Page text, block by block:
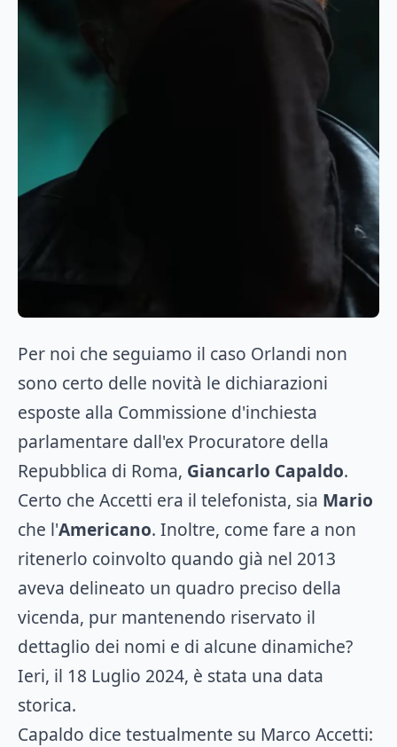
Per noi che seguiamo il caso Orlandi non
sono certo delle novità le dichiarazioni
esposte alla Commissione d'inchiesta
parlamentare dall'ex Procuratore della
Repubblica di Roma, Giancarlo Capaldo.
Certo che Accetti era il telefonista, sia Mario
che l'Americano. Inoltre, come fare a non
ritenerlo coinvolto quando già nel 2013
aveva delineato un quadro preciso della
vicenda, pur mantenendo riservato il
dettaglio dei nomi e di alcune dinamiche?
Ieri, il 18 Luglio 2024, è stata una data
storica.
Capaldo dice testualmente su Marco Accetti: